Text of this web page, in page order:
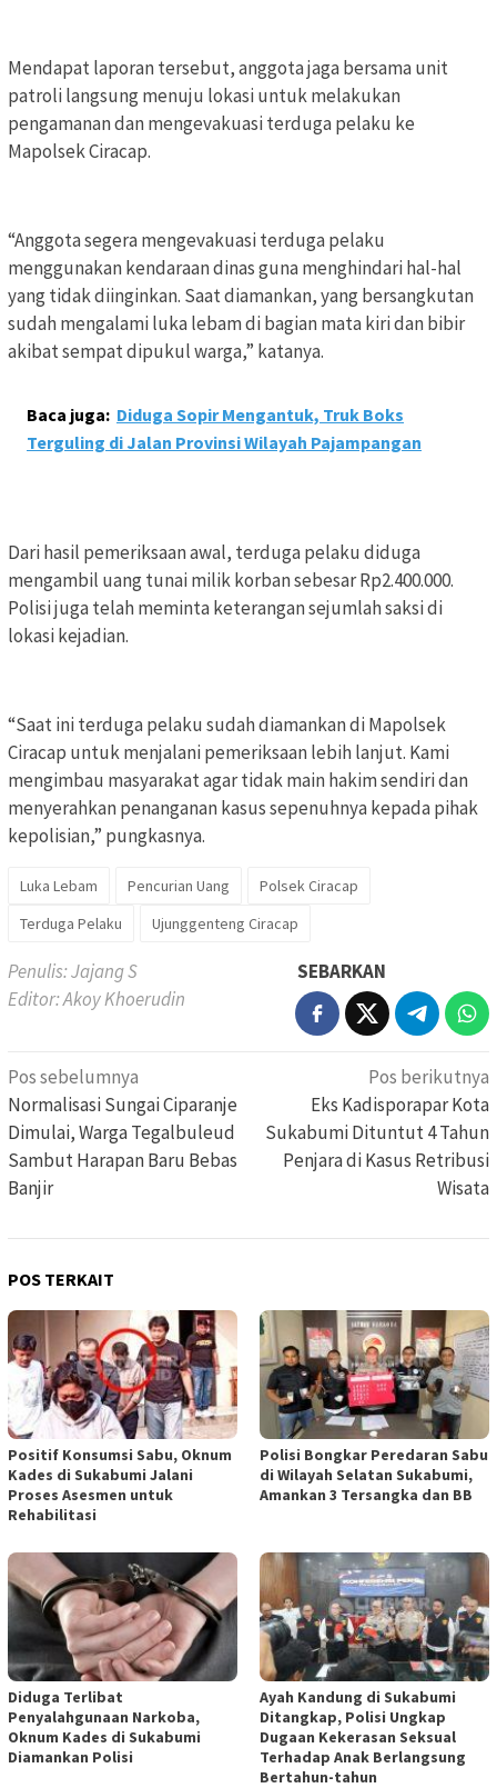
Mendapat laporan tersebut, anggota jaga bersama unit
patroli langsung menuju lokasi untuk melakukan
pengamanan dan mengevakuasi terduga pelaku ke
Mapolsek Ciracap.
“Anggota segera mengevakuasi terduga pelaku
menggunakan kendaraan dinas guna menghindari hal-hal
yang tidak diinginkan. Saat diamankan, yang bersangkutan
sudah mengalami luka lebam di bagian mata kiri dan bibir
akibat sempat dipukul warga,” katanya.
Baca juga: Diduga Sopir Mengantuk, Truk Boks
Terguling di Jalan Provinsi Wilayah Pajampangan
Dari hasil pemeriksaan awal, terduga pelaku diduga
mengambil uang tunai milik korban sebesar Rp2.400.000.
Polisi juga telah meminta keterangan sejumlah saksi di
lokasi kejadian.
“Saat ini terduga pelaku sudah diamankan di Mapolsek
Ciracap untuk menjalani pemeriksaan lebih lanjut. Kami
mengimbau masyarakat agar tidak main hakim sendiri dan
menyerahkan penanganan kasus sepenuhnya kepada pihak
kepolisian,” pungkasnya.
Luka Lebam Pencurian Uang
Polsek Ciracap
Terduga Pelaku
Ujunggenteng Ciracap
Penulis: Jajang S
Editor: Akoy Khoerudin
SEBARKAN
Navigasi
pos
Pos sebelumnya
Normalisasi Sungai Ciparanje
Dimulai, Warga Tegalbuleud
Sambut Harapan Baru Bebas
Banjir
Pos berikutnya
Eks Kadisporapar Kota
Sukabumi Dituntut 4 Tahun
Penjara di Kasus Retribusi
Wisata
POS TERKAIT
Positif Konsumsi Sabu, Oknum
Kades di Sukabumi Jalani
Proses Asesmen untuk
Rehabilitasi
Polisi Bongkar Peredaran Sabu
di Wilayah Selatan Sukabumi,
Amankan 3 Tersangka dan BB
Diduga Terlibat
Penyalahgunaan Narkoba,
Oknum Kades di Sukabumi
Diamankan Polisi
Ayah Kandung di Sukabumi
Ditangkap, Polisi Ungkap
Dugaan Kekerasan Seksual
Terhadap Anak Berlangsung
Bertahun-tahun